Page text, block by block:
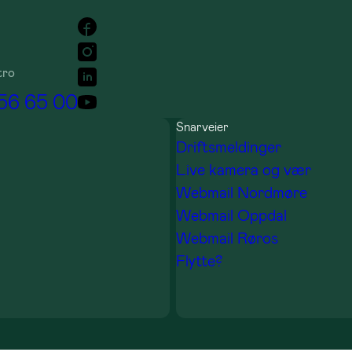
65 00
Snarveier
Driftsmeldinger
Live kamera og vær
Webmail Nordmøre
Webmail Oppdal
Webmail Røros
Flytte?